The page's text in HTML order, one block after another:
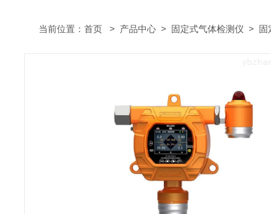
当前位置： 首页 > 产品中心 > 固定式气体检测仪 > 固